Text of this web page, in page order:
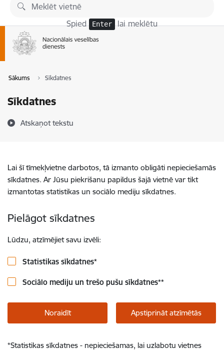
Pāriet uz lapas saturu
Spied Enter lai meklētu
Sākums Sīkdatnes
Sīkdatnes
Atskaņot tekstu
Lai šī tīmekļvietne darbotos, tā izmanto obligāti nepieciešamās
sīkdatnes. Ar Jūsu piekrišanu papildus šajā vietnē var tikt
izmantotas statistikas un sociālo mediju sīkdatnes.
Pielāgot sīkdatnes
Lūdzu, atzīmējiet savu izvēli:
Statistikas sīkdatnes*
Sociālo mediju un trešo pušu sīkdatnes**
Noraidīt Apstiprināt atzīmētās
*Statistikas sīkdatnes - nepieciešamas, lai uzlabotu vietnes